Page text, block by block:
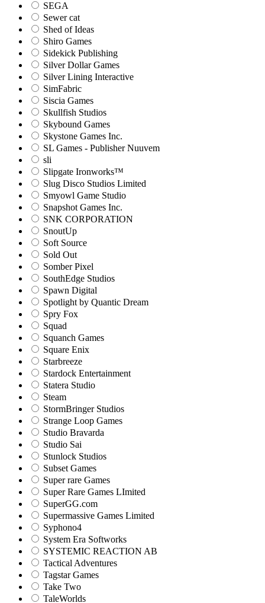
SEGA
Sewer cat
Shed of Ideas
Shiro Games
Sidekick Publishing
Silver Dollar Games
Silver Lining Interactive
SimFabric
Siscia Games
Skullfish Studios
Skybound Games
Skystone Games Inc.
SL Games - Publisher Nuuvem
sli
Slipgate Ironworks™
Slug Disco Studios Limited
Smyowl Game Studio
Snapshot Games Inc.
SNK CORPORATION
SnoutUp
Soft Source
Sold Out
Somber Pixel
SouthEdge Studios
Spawn Digital
Spotlight by Quantic Dream
Spry Fox
Squad
Squanch Games
Square Enix
Starbreeze
Stardock Entertainment
Statera Studio
Steam
StormBringer Studios
Strange Loop Games
Studio Bravarda
Studio Sai
Stunlock Studios
Subset Games
Super rare Games
Super Rare Games LImited
SuperGG.com
Supermassive Games Limited
Syphono4
System Era Softworks
SYSTEMIC REACTION AB
Tactical Adventures
Tagstar Games
Take Two
TaleWorlds